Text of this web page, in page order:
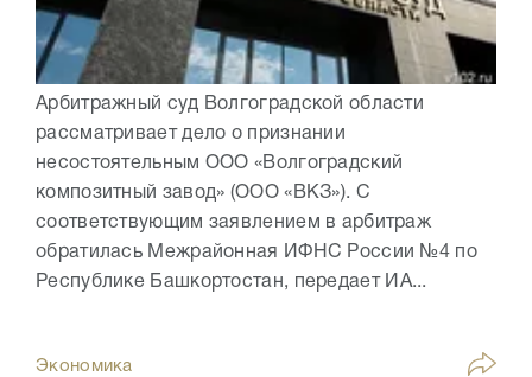
Арбитражный суд Волгоградской области
рассматривает дело о признании
несостоятельным ООО «Волгоградский
композитный завод» (ООО «ВКЗ»). С
соответствующим заявлением в арбитраж
обратилась Межрайонная ИФНС России №4 по
Республике Башкортостан, передает ИА...
Экономика